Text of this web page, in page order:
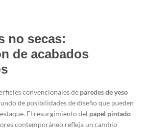
no secas:
de acabados
convencionales de paredes de yeso
de posibilidades de diseño que pueden
El resurgimiento del papel pintado
contemporáneo refleja un cambio